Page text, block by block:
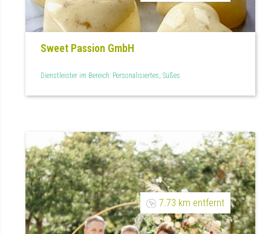
Sweet Passion GmbH
Dienstleister im Bereich: Personalisiertes, Süßes
7.73 km entfernt